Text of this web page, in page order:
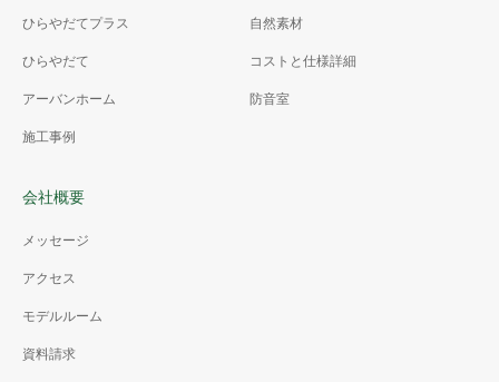
ひらやだてプラス
ひらやだて
アーバンホーム
施工事例
自然素材
コストと仕様詳細
防音室
会社概要
メッセージ
アクセス
モデルルーム
資料請求